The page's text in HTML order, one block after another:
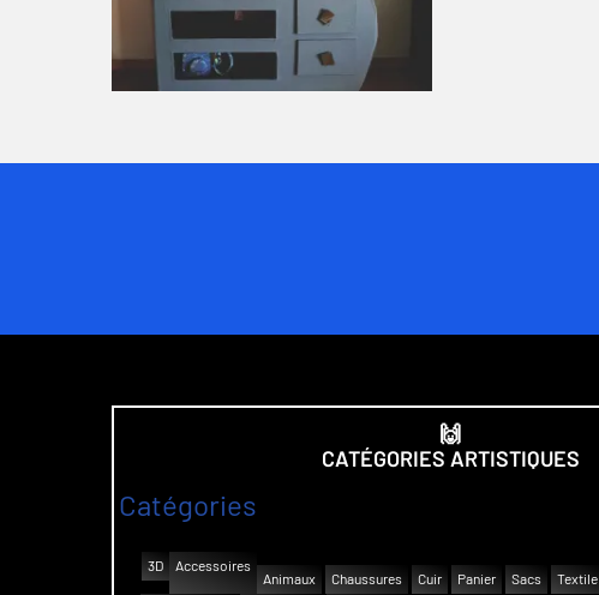
🙌
CATÉGORIES ARTISTIQUES
Catégories
3D
Accessoires
Animaux
Chaussures Cuir Panier Sacs Textile